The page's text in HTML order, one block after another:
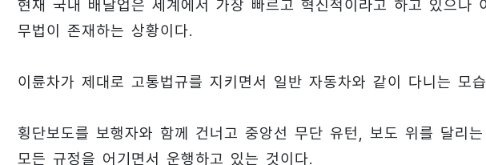
현재 국내 배달업은 세계에서 가장 빠르고 혁신적이라고 하고 있으나
무법이 존재하는 상황이다.
이륜차가 제대로 고통법규를 지키면서 일반 자동차와 같이 다니는 모
횡단보도를 보행자와 함께 건너고 중앙선 무단 유턴, 보도 위를 달리
모든 규정을 어기면서 운행하고 있는 것이다.